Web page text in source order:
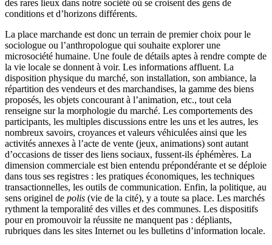
des rares lieux dans notre société où se croisent des gens de
conditions et d’horizons différents.
La place marchande est donc un terrain de premier choix pour le
sociologue ou l’anthropologue qui souhaite explorer une
microsociété humaine. Une foule de détails aptes à rendre compte de
la vie locale se donnent à voir. Les informations affluent. La
disposition physique du marché, son installation, son ambiance, la
répartition des vendeurs et des marchandises, la gamme des biens
proposés, les objets concourant à l’animation, etc., tout cela
renseigne sur la morphologie du marché. Les comportements des
participants, les multiples discussions entre les uns et les autres, les
nombreux savoirs, croyances et valeurs véhiculées ainsi que les
activités annexes à l’acte de vente (jeux, animations) sont autant
d’occasions de tisser des liens sociaux, fussent-ils éphémères. La
dimension commerciale est bien entendu prépondérante et se déploie
dans tous ses registres : les pratiques économiques, les techniques
transactionnelles, les outils de communication. Enfin, la politique, au
sens originel de polis (vie de la cité), y a toute sa place. Les marchés
rythment la temporalité des villes et des communes. Les dispositifs
pour en promouvoir la réussite ne manquent pas : dépliants,
rubriques dans les sites Internet ou les bulletins d’information locale.